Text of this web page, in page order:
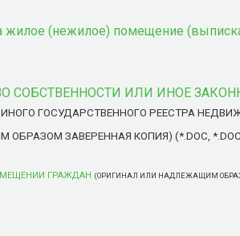
жилое (нежилое) помещение
ИЛИ ИНОЕ
ГОСУДАРСТВЕННОГО РЕЕСТРА
ЗАВЕРЕННАЯ КОПИЯ) (*.DOC, *.DOCX,
ГРАЖДАН (ОРИГИНАЛ ИЛИ НАДЛЕЖАЩИМ ОБРАЗОМ